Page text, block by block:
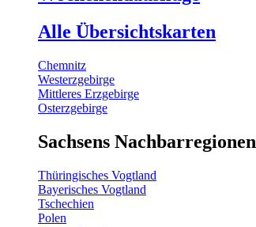
Alle Übersichtskarten
Chemnitz
Westerzgebirge
Mittleres Erzgebirge
Osterzgebirge
Sachsens Nachbarregionen
Thüringisches Vogtland
Bayerisches Vogtland
Tschechien
Polen